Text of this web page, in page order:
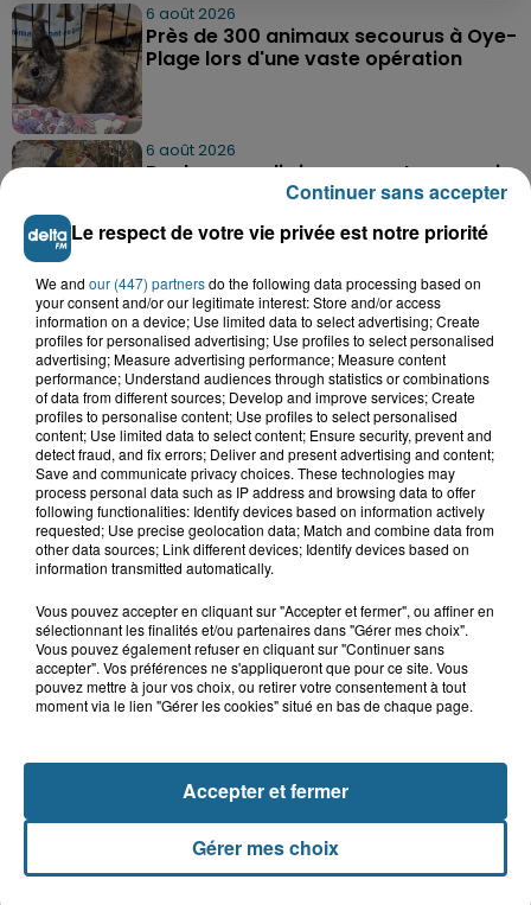
6 août 2026
Près de 300 animaux secourus à Oye-
Plage lors d'une vaste opération
6 août 2026
Dunkerque : dix jeunes vont parcourir
9 000 km pour rencontrer...
6 août 2026
Blendecques : le jeune garçon de 12
ans qui s'était noyé est...
6 août 2026
Risque incendie dans le Nord : ce que
vous ne pouvez plus faire
NOS AUTRES PODCASTS
Le respect de votre vie privée est notre priorité
We and our (447) partnersdo the following data processing based on
your consent and/or our legitimate interest: Store and/or access
information on a device; Use limited data to select advertising; Create
profiles for personalised advertising; Use profiles to select personalised
advertising; Measure advertising performance; Measure content
performance; Understand audiences through statistics or combinations
of data from different sources; Develop and improve services; Create
profiles to personalise content; Use profiles to select personalised
content; Use limited data to select content; Ensure security, prevent and
detect fraud, and fix errors; Deliver and present advertising and content;
Save and communicate privacy choices. These technologies may
process personal data such as IP address and browsing data to offer
following functionalities: Identify devices based on information actively
requested; Use precise geolocation data; Match and combine data from
other data sources; Link different devices; Identify devices based on
information transmitted automatically.
Vous pouvez accepter en cliquant sur "Accepter et fermer", ou affiner en
sélectionnant les finalités et/ou partenaires dans "Gérer mes choix".
Vous pouvez également refuser en cliquant sur "Continuer sans
accepter". Vos préférences ne s'appliqueront que pour ce site. Vous
pouvez mettre à jour vos choix, ou retirer votre consentement à tout
moment via le lien "Gérer les cookies" situé en bas de chaque page.
Gérer mes choix
Accepter et fermer
Continuer sans accepter